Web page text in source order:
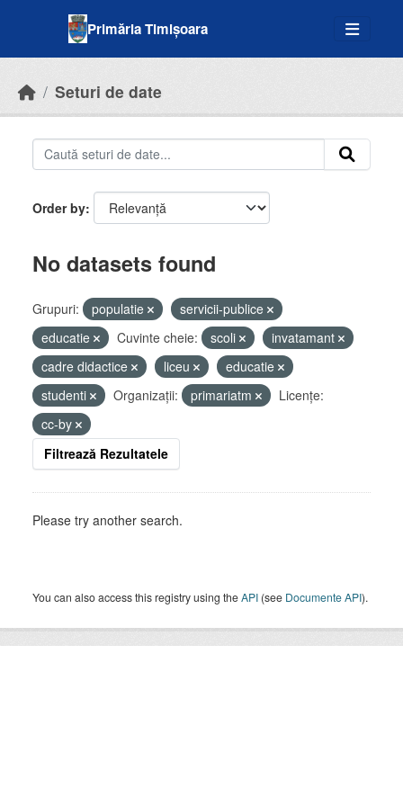
Primăria Timișoara
Seturi de date
Order by
No datasets found
Grupuri: populatie
servicii-publice
educatie
Cuvinte cheie: scoli
invatamant
cadre didactice
liceu
educatie
studenti
Organizații: primariatm
Licenţe:
cc-by
Filtrează Rezultatele
Please try another search.
You can also access this registry using theAPI (see Documente API).